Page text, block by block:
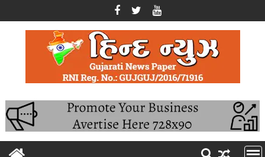
to
content